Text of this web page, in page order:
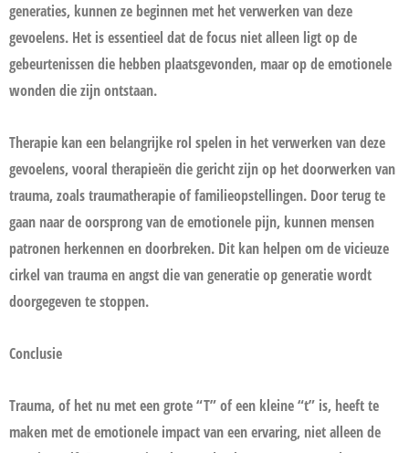
generaties, kunnen ze beginnen met het verwerken van deze
gevoelens. Het is essentieel dat de focus niet alleen ligt op de
gebeurtenissen die hebben plaatsgevonden, maar op de emotionele
wonden die zijn ontstaan.
Therapie kan een belangrijke rol spelen in het verwerken van deze
gevoelens, vooral therapieën die gericht zijn op het doorwerken van
trauma, zoals traumatherapie of familieopstellingen. Door terug te
gaan naar de oorsprong van de emotionele pijn, kunnen mensen
patronen herkennen en doorbreken. Dit kan helpen om de vicieuze
cirkel van trauma en angst die van generatie op generatie wordt
doorgegeven te stoppen.
Conclusie
Trauma, of het nu met een grote “T” of een kleine “t” is, heeft te
maken met de emotionele impact van een ervaring, niet alleen de